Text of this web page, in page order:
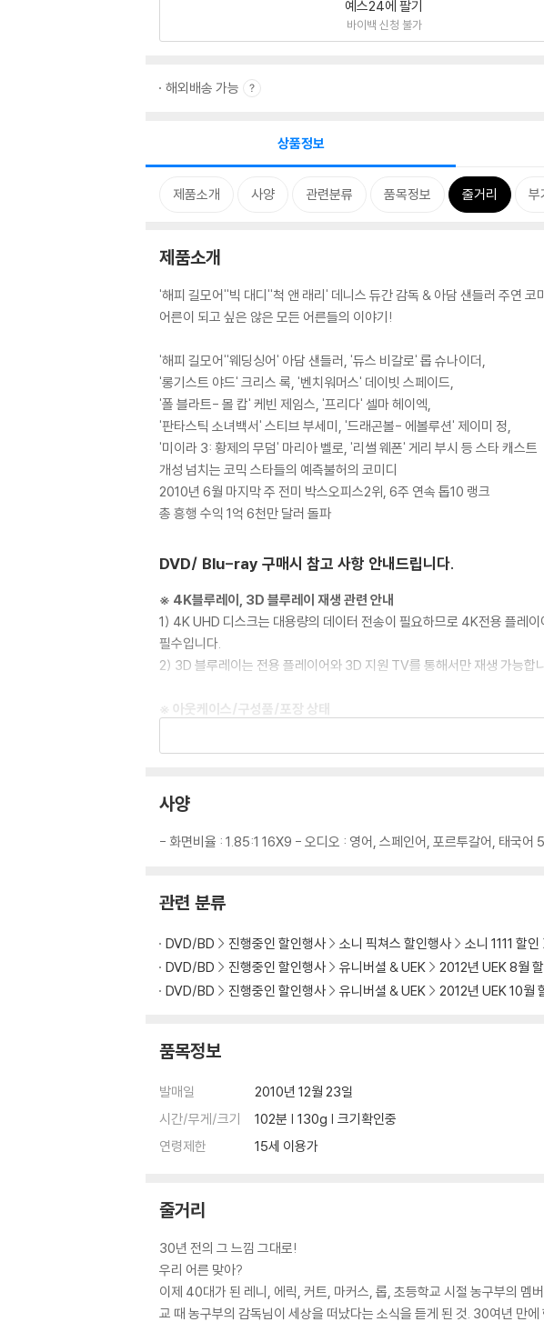
예스24에 팔기
바이백 신청 불가
해외배송 가능
상품정보
제품소개 사양 관련분류 품목정보 줄거리 부
제품소개
'해피 길모어''빅 대디''척 앤 래리' 데니스 듀간 감독 & 아담 샌들러 주연 코
어른이 되고 싶은 않은 모든 어른들의 이야기!
'해피 길모어''웨딩싱어' 아담 샌들러, '듀스 비갈로' 롭 슈나이더,
'롱기스트 야드' 크리스 록, '벤치워머스' 데이빗 스페이드,
'폴 블라트- 몰 캅' 케빈 제임스, '프리다' 셀마 헤이엑,
'판타스틱 소녀백서' 스티브 부세미, '드래곤볼- 에볼루션' 제이미 정,
'미이라 3: 황제의 무덤' 마리아 벨로, '리썰 웨폰' 게리 부시 등 스타 캐스트
개성 넘치는 코믹 스타들의 예측불허의 코미디
2010년 6월 마지막 주 전미 박스오피스2위, 6주 연속 톱10 랭크
총 흥행 수익 1억 6천만 달러 돌파
DVD/ Blu-ray 구매시 참고 사항 안내드립니다.
※ 4K블루레이, 3D 블루레이 재생 관련 안내
1) 4K UHD 디스크는 대용량의 데이터 전송이 필요하므로 4K전용 플레
필수입니다.
2) 3D 블루레이는 전용 플레이어와 3D 지원 TV를 통해서만 재생 가능합
※ 아웃케이스/구성품/포장 상태
1) 제작/배송 과정에서 경미한 아웃케이스 주름, 모서리 눌림 및 갈라짐
2) 스틸북 케이스 제작 과정에서 기포 혹은 경미한 인쇄 오류가 발생할 수
4) 본품 보호를 위해 노란색의 카톤 박스로 재포장한 경우, 카톤박스 손상
5) 아웃케이스/구성품/포장 상태 불량에 의한 교환/반품 신청시 불량 확
2) 정전기와 먼지로 인해 재생이 원활하지 않은 경우가 있습니다. 디스크
량의 경우 교환 시에도 동일한 오류가 발생할 수 있음을 알려드립니다.
※ 디스크 외관 불량
1) 불량으로 인한 교환/반품 요청 시에는 불량 확인을 위해 개봉 시의 동
관련 사진과 동영상 및 재생 기기 모델명을 첨부하여 첨부하여 고객센터에
2) 사양 오인지, 오 구매, 변심 사유로의 반품은 제품 개봉 전에만 운임비 부
사양
- 화면비율 : 1.85:1 16X9 - 오디오 : 영어, 스페인어, 포르투갈어, 태국어
관련 분류
DVD/BD 진행중인 할인행사 소니 픽쳐스 할인행사 소니 1111 할인
DVD/BD
진행중인 할인행사 유니버셜 & UEK 2012년 UEK 8월
DVD/BD
진행중인 할인행사 유니버셜 & UEK 2012년 UEK 10월
품목정보
발매일
2010년 12월 23일
시간/무게/크기
102분 | 130g | 크기확인중
연령제한
15세 이용가
줄거리
30년 전의 그 느낌 그대로!
우리 어른 맞아?
이제 40대가 된 레니, 에릭, 커트, 마커스, 롭, 초등학교 시절 농구부의 멤
교 때 농구부의 감독님이 세상을 떠났다는 소식을 듣게 된 것. 30여년 만